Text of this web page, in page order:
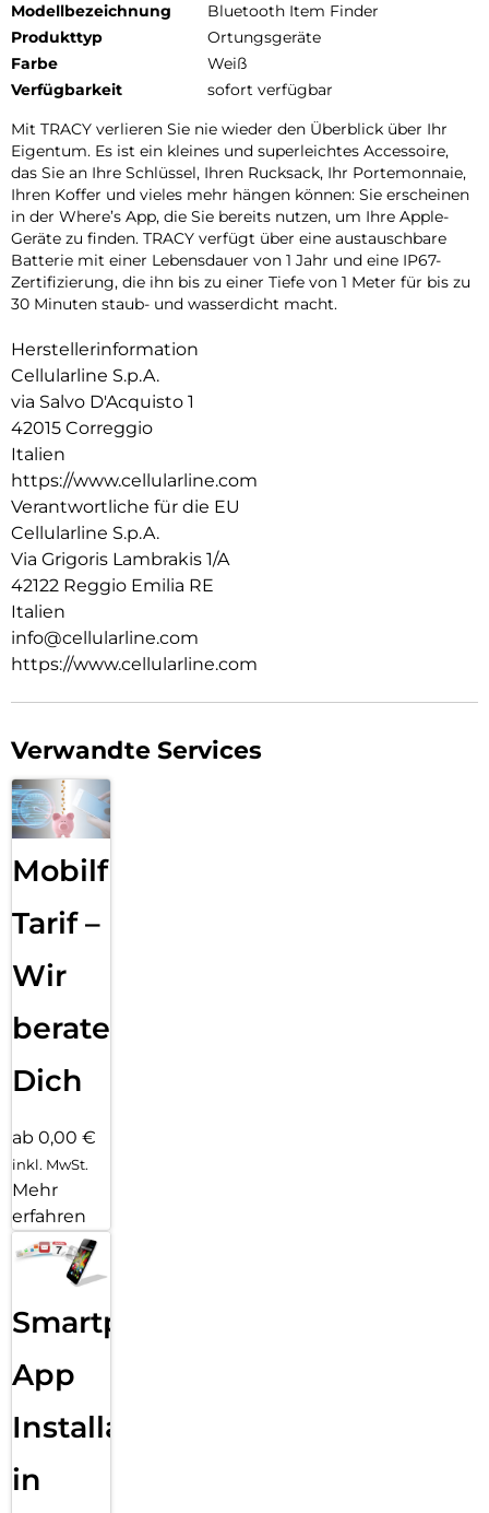
Modellbezeichnung
Bluetooth Item Finder
Produkttyp
Ortungsgeräte
Farbe
Weiß
Verfügbarkeit
sofort verfügbar
Mit TRACY verlieren Sie nie wieder den Überblick über Ihr
Eigentum. Es ist ein kleines und superleichtes Accessoire,
das Sie an Ihre Schlüssel, Ihren Rucksack, Ihr Portemonnaie,
Ihren Koffer und vieles mehr hängen können: Sie erscheinen
in der Where’s App, die Sie bereits nutzen, um Ihre Apple-
Geräte zu finden. TRACY verfügt über eine austauschbare
Batterie mit einer Lebensdauer von 1 Jahr und eine IP67-
Zertifizierung, die ihn bis zu einer Tiefe von 1 Meter für bis zu
30 Minuten staub- und wasserdicht macht.
Herstellerinformation
Cellularline S.p.A.
via Salvo D'Acquisto 1
42015 Correggio
Italien
https://www.cellularline.com
Verantwortliche für die EU
Cellularline S.p.A.
Via Grigoris Lambrakis 1/A
42122 Reggio Emilia RE
Italien
info@cellularline.com
https://www.cellularline.com
Verwandte Services
Mobilfunk
Tarif –
Wir
beraten
Dich
ab 0,00 €
inkl. MwSt.
Mehr
erfahren
Smartphone
App
Installation
in